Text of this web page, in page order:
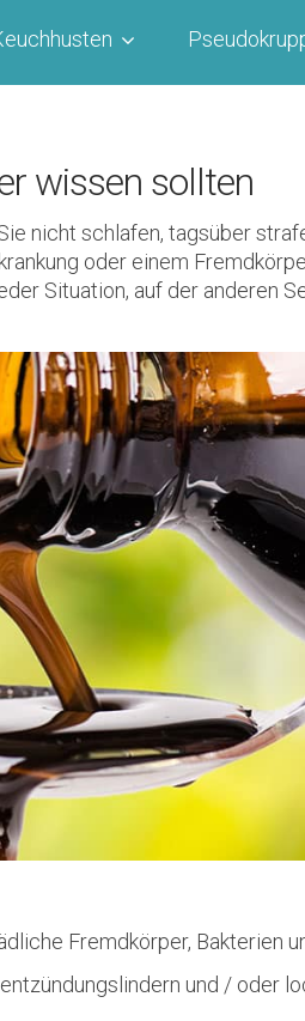
wissen sollten
nicht schlafen, tagsüber
oder einem
Situation, auf der anderen
Fremdkörper, Bakterien
und / oder